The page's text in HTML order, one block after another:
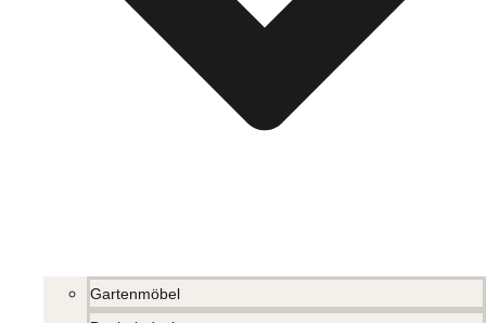
Gartenmöbel